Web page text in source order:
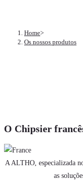
Home>
Os nossos produtos
O Chipsier
A ALTHO, especializada
as